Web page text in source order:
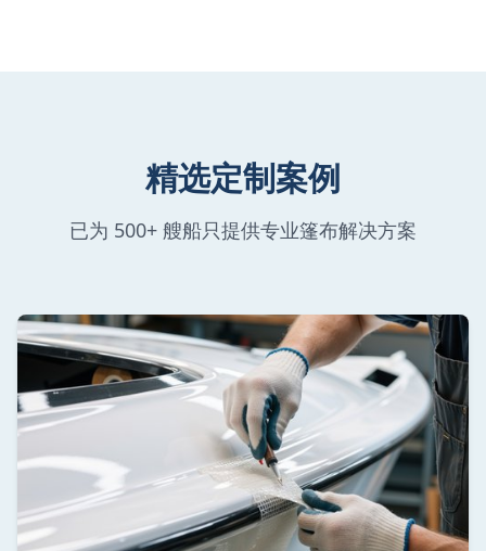
精选定制案例
已为 500+ 艘船只提供专业篷布解决方案